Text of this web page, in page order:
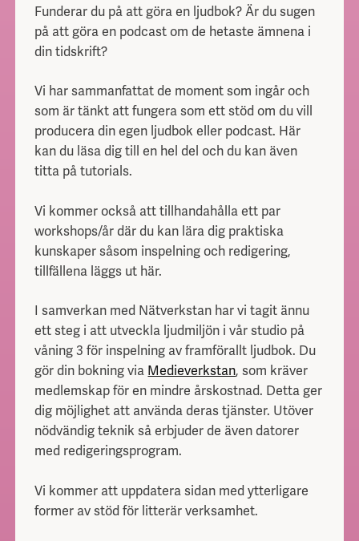
Funderar du på att göra en ljudbok? Är du sugen
på att göra en podcast om de hetaste ämnena i
din tidskrift?
Vi har sammanfattat de moment som ingår och
som är tänkt att fungera som ett stöd om du vill
producera din egen ljudbok eller podcast. Här
kan du läsa dig till en hel del och du kan även
titta på tutorials.
Vi kommer också att tillhandahålla ett par
workshops/år där du kan lära dig praktiska
kunskaper såsom inspelning och redigering,
tillfällena läggs ut här.
I samverkan med Nätverkstan har vi tagit ännu
ett steg i att utveckla ljudmiljön i vår studio på
våning 3 för inspelning av framförallt ljudbok. Du
gör din bokning via Medieverkstan, som kräver
medlemskap för en mindre årskostnad. Detta ger
dig möjlighet att använda deras tjänster. Utöver
nödvändig teknik så erbjuder de även datorer
med redigeringsprogram.
Vi kommer att uppdatera sidan med ytterligare
former av stöd för litterär verksamhet.